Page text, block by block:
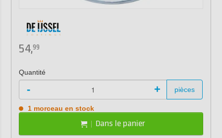
54,99
Quantité
- + pièces
1 morceau en stock
Dans le panier